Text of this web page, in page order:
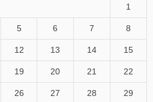
1
5 6 7 8
12 13 14 15
19 20 21 22
26 27 28 29